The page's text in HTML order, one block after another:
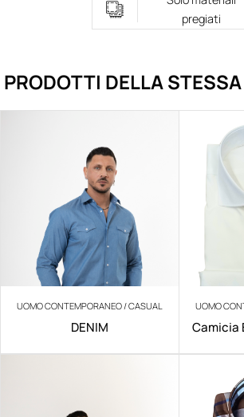
pregiati
PRODOTTI DELLA
UOMO CONTEMPORANEO / CASUAL
DENIM
UOMO
Camicia